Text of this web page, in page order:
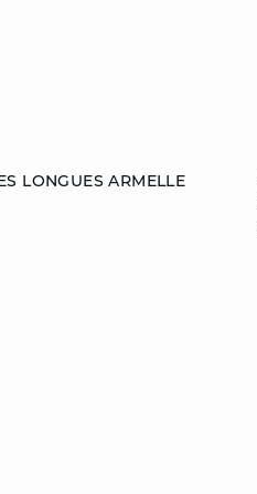
LONGUES ARMELLE